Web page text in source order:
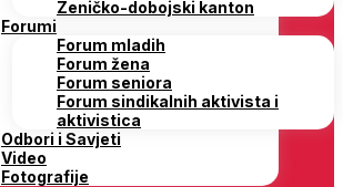
Zeničko-dobojski kanton
Forumi
Forum mladih
Forum žena
Forum seniora
Forum sindikalnih aktivista i
aktivistica
Odbori i Savjeti
Video
Fotografije